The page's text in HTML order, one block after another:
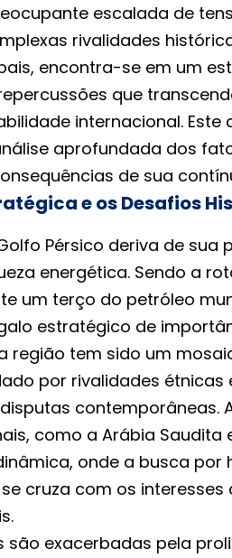
escalada de
rivalidades
encontra-se em um
que
internacional. Este
aprofundada dos
de sua
e os Desafios
Pérsico deriva de sua
energética. Sendo a
um terço do petróleo
estratégico de
região tem sido um
por rivalidades étnicas
contemporâneas.
como a Arábia Saudita
onde a busca por
cruza com os interesses
são exacerbadas pela